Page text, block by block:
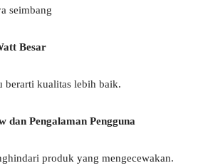
seimbang
Besar
berarti kualitas lebih baik.
dan Pengalaman Pengguna
produk yang mengecewakan.